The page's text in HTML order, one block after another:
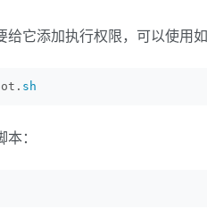
它添加执行权限，可以使用如
sh
：